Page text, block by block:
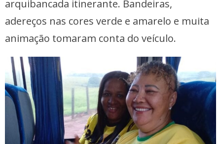
arquibancada itinerante. Bandeiras,
adereços nas cores verde e amarelo e muita
animação tomaram conta do veículo.